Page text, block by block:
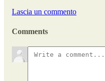
Lascia un commento
Comments